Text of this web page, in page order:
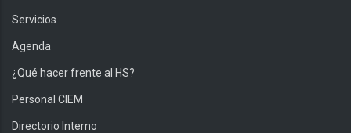
Servicios
Agenda
¿Qué hacer frente al HS?
Personal CIEM
Directorio Interno